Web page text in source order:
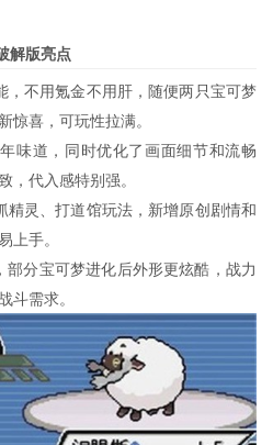
解版亮点
，不用氪金不用肝，随便两只宝可梦
惊喜，可玩性拉满。
味道，同时优化了画面细节和流畅
，代入感特别强。
灵、打道馆玩法，新增原创剧情和
上手。
分宝可梦进化后外形更炫酷，战力
斗需求。